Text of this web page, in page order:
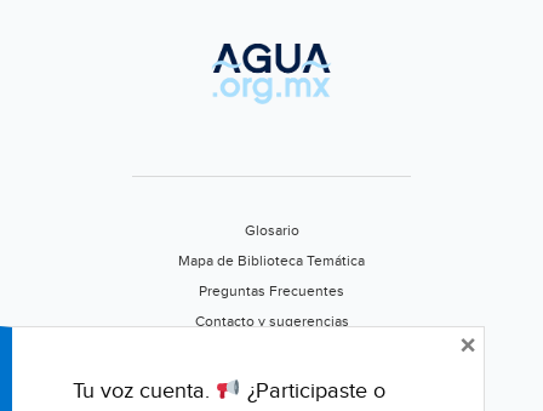
Glosario
Mapa de Biblioteca Temática
Preguntas Frecuentes
Contacto y sugerencias
Califica este portal
Tu voz cuenta.
¿Participaste o
×